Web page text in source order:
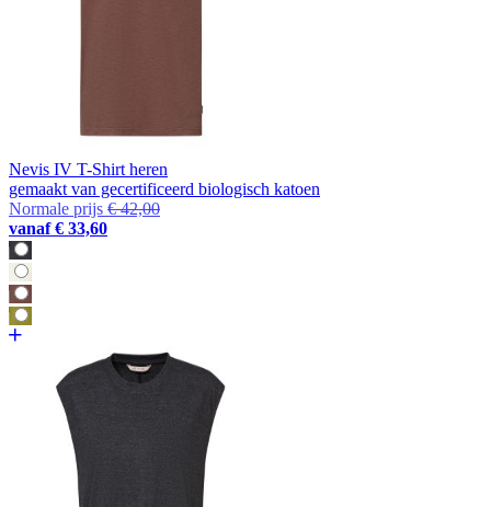
Nevis IV T-Shirt heren
gemaakt van gecertificeerd biologisch katoen
Normale prijs € 42,00
vanaf € 33,60